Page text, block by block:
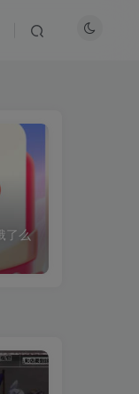
了么
了么